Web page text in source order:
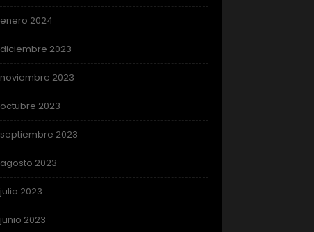
enero 2024
diciembre 2023
noviembre 2023
octubre 2023
septiembre 2023
agosto 2023
julio 2023
junio 2023